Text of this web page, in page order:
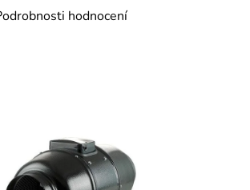
produktu je 0,0 z 5 hvězdiček.
hodnocení